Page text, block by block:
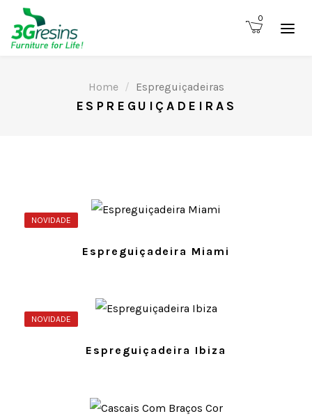
0
Home Espreguiçadeiras
ESPREGUIÇADEIRAS
NOVIDADE
Espreguiçadeira Miami
NOVIDADE
Espreguiçadeira Ibiza